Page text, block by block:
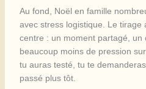
Au fond, Noël en famille
avec stress logistique. Le tirage
centre : un moment partagé, un
beaucoup moins de pression
tu auras testé, tu te
passé plus tôt.